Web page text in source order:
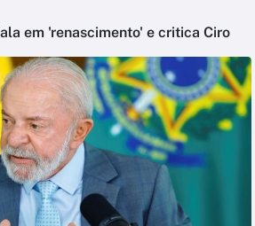
em 'renascimento' e critica Ciro